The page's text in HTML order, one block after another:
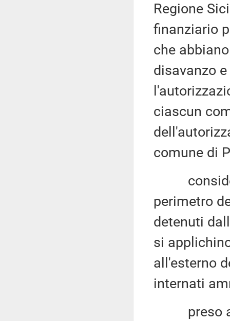
Regione
finanziario
che
disavanzo
ciascun
comune di
perimetro
detenuti
si
all'esterno
internati
preso